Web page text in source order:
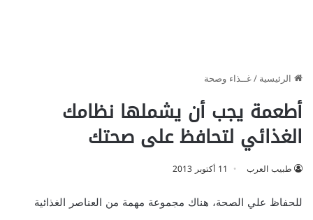
الرئيسية/غــذاء وصحة
أطعمة يجب أن يشملها نظامك
الغذائي لتحافظ على صحتك
طبيب العرب 11 أكتوبر 2013
للحفاظ علي الصحة، هناك مجموعة مهمة من العناصر الغذائية